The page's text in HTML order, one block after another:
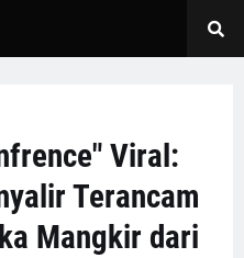
Viral:
Terancam
Mangkir dari